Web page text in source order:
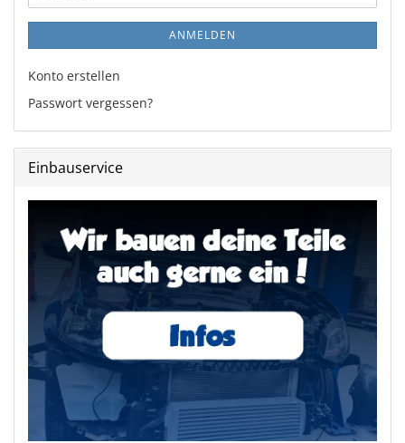
ANMELDEN
Konto erstellen
Passwort vergessen?
Einbauservice